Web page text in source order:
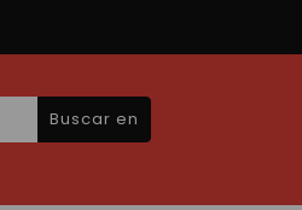
Buscar en